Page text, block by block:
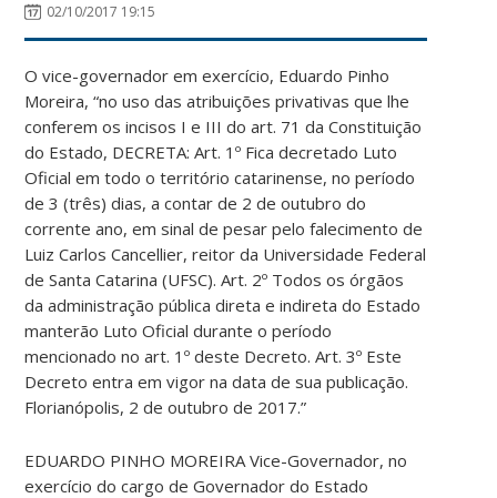
02/10/2017 19:15
O vice-governador em exercício, Eduardo Pinho
Moreira, “no uso das atribuições privativas que lhe
conferem os incisos I e III do art. 71 da Constituição
do Estado, DECRETA: Art. 1º Fica decretado Luto
Oficial em todo o território catarinense, no período
de 3 (três) dias, a contar de 2 de outubro do
corrente ano, em sinal de pesar pelo falecimento de
Luiz Carlos Cancellier, reitor da Universidade Federal
de Santa Catarina (UFSC). Art. 2º Todos os órgãos
da administração pública direta e indireta do Estado
manterão Luto Oficial durante o período
mencionado no art. 1º deste Decreto. Art. 3º Este
Decreto entra em vigor na data de sua publicação.
Florianópolis, 2 de outubro de 2017.”
EDUARDO PINHO MOREIRA Vice-Governador, no
exercício do cargo de Governador do Estado